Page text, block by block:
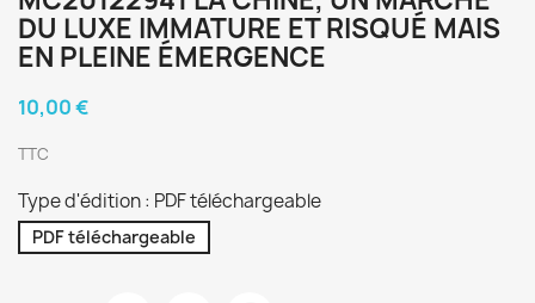
DU LUXE IMMATURE ET RISQUÉ MAIS
EN PLEINE ÉMERGENCE
10,00 €
TTC
Type d'édition : PDF téléchargeable
PDF téléchargeable